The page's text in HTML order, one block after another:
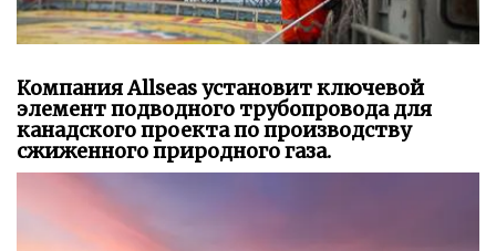
Компания Allseas установит ключевой
элемент подводного трубопровода для
канадского проекта по производству
сжиженного природного газа.